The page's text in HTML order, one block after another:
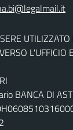
UTILIZZATO
L'UFFICIO
BANCA DI